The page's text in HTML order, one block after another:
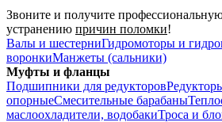
Звоните и получите
устранению причин поломки!
Валы и шестерниГидромоторы и
воронкиМанжеты (сальники)
Муфты и фланцы
Подшипники для редукторов
опорныеСмесительные барабаны
маслоохладители, водобакиТроса и